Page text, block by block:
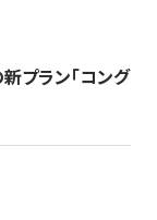
プラン「コング